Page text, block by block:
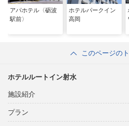
アパホテル〈砺波
駅前〉
ホテルパークイン
高岡
このページの
ホテルルートイン射水
施設紹介
プラン